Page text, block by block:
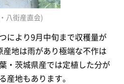
八街産直会)
により9月中旬まで収穫量が
地は雨があり極端な不作は
・茨城県産では定植した分が
産地もあります。